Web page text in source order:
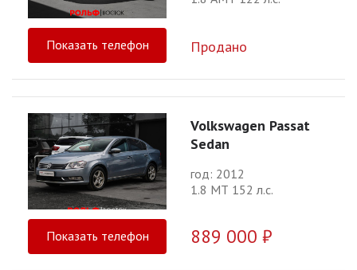
Показать телефон Продано
Volkswagen Passat
Sedan
год: 2012
1.8 МТ 152 л.с.
Показать телефон 889 000 ₽